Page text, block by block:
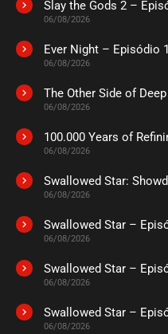
EPISÓDIO
EPISÓDIO
EPISÓDIO
agosto 26,
Slay the Gods 2 –
06/08/2026
Ever Night – Episódio
06/08/2026
The Other Side of
06/08/2026
100.000 Years of
06/08/2026
Swallowed Star:
06/08/2026
Swallowed Star –
06/08/2026
Swallowed Star –
06/08/2026
Swallowed Star –
06/08/2026